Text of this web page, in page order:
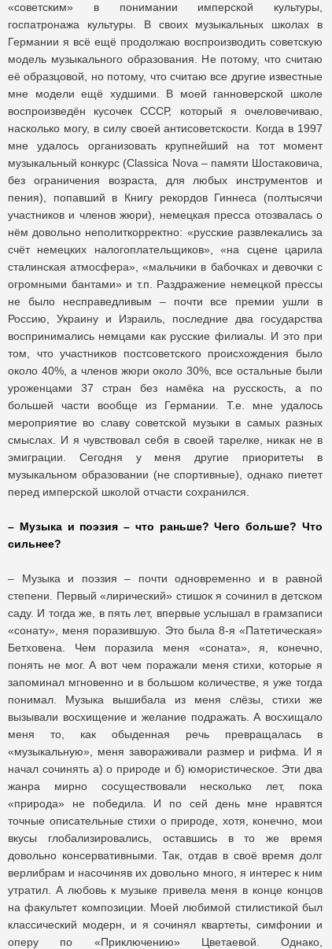
«советским» в понимании имперской культуры,
госпатронажа культуры. В своих музыкальных школах в
Германии я всё ещё продолжаю воспроизводить советскую
модель музыкального образования. Не потому, что считаю
её образцовой, но потому, что считаю все другие известные
мне модели ещё худшими. В моей ганноверской школе
воспроизведён кусочек СССР, который я очеловечиваю,
насколько могу, в силу своей антисоветскости. Когда в 1997
мне удалось организовать крупнейший на тот момент
музыкальный конкурс (Classica Nova – памяти Шостаковича,
без ограничения возраста, для любых инструментов и
пения), попавший в Книгу рекордов Гиннеса (полтысячи
участников и членов жюри), немецкая пресса отозвалась о
нём довольно неполиткорректно: «русские развлекались за
счёт немецких налогоплательщиков», «на сцене царила
сталинская атмосфера», «мальчики в бабочках и девочки с
огромными бантами» и т.п. Раздражение немецкой прессы
не было несправедливым – почти все премии ушли в
Россию, Украину и Израиль, последние два государства
воспринимались немцами как русские филиалы. И это при
том, что участников постсоветского происхождения было
около 40%, а членов жюри около 30%, все остальные были
уроженцами 37 стран без намёка на русскость, а по
большей части вообще из Германии. Т.е. мне удалось
мероприятие во славу советской музыки в самых разных
смыслах. И я чувствовал себя в своей тарелке, никак не в
эмиграции. Сегодня у меня другие приоритеты в
музыкальном образовании (не спортивные), однако пиетет
перед имперской школой отчасти сохранился.
– Музыка и поэзия – что раньше? Чего больше? Что
сильнее?
– Музыка и поэзия – почти одновременно и в равной
степени. Первый «лирический» стишок я сочинил в детском
саду. И тогда же, в пять лет, впервые услышал в грамзаписи
«сонату», меня поразившую. Это была 8-я «Патетическая»
Бетховена. Чем поразила меня «соната», я, конечно,
понять не мог. А вот чем поражали меня стихи, которые я
запоминал мгновенно и в большом количестве, я уже тогда
понимал. Музыка вышибала из меня слёзы, стихи же
вызывали восхищение и желание подражать. А восхищало
меня то, как обыденная речь превращалась в
«музыкальную», меня завораживали размер и рифма. И я
начал сочинять а) о природе и б) юмористическое. Эти два
жанра мирно сосуществовали несколько лет, пока
«природа» не победила. И по сей день мне нравятся
точные описательные стихи о природе, хотя, конечно, мои
вкусы глобализировались, оставшись в то же время
довольно консервативными. Так, отдав в своё время долг
верлибрам и насочиняв их довольно много, я интерес к ним
утратил. А любовь к музыке привела меня в конце концов
на факультет композиции. Моей любимой стилистикой был
классический модерн, и я сочинял квартеты, симфонии и
оперу по «Приключению» Цветаевой. Однако,